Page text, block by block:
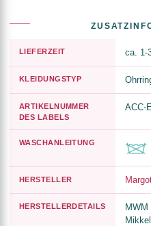
LIEFERZEIT ca. 1-
KLEIDUNGSTYP
ARTIKELNUMMER
DES LABELS
ACC-
WASCHANLEITUNG
HERSTELLER
HERSTELLERDETAILS